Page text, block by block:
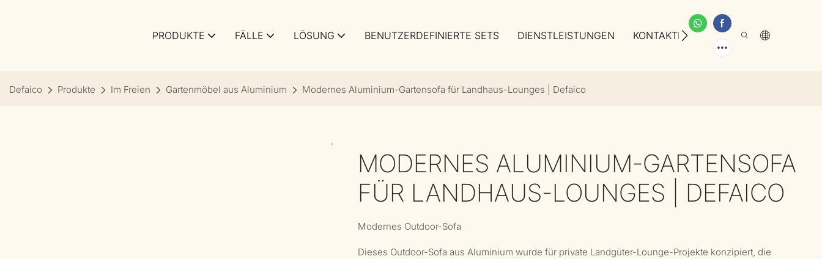
PRODUKTE FÄLLE LÖSUNG BENUTZERDEFINIERTE SETS DIENSTLEISTUNGEN KONTAKTIEREN SIE UNS ÜBER UNS
Defaico Produkte Im Freien Gartenmöbel aus Aluminium Modernes Aluminium-Gartensofa für Landhaus-Lounges | Defaico
MODERNES ALUMINIUM-GARTENSOFA
FÜR LANDHAUS-LOUNGES | DEFAICO
Modernes Outdoor-Sofa
Dieses Outdoor-Sofa aus Aluminium wurde für private Landgüter-Lounge-Projekte konzipiert, die